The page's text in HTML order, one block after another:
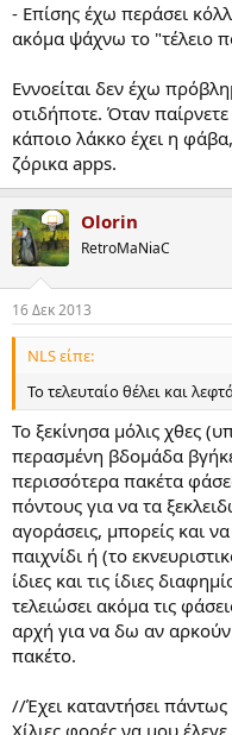
- Επίσης έχω περάσει
ακόμα ψάχνω το "τέλειο
Εννοείται δεν έχω
οτιδήποτε. Όταν
κάποιο λάκκο έχει η
ζόρικα apps.
Olorin
RetroMaNiaC
16 Δεκ 2013
NLS είπε:
Το τελευταίο θέλει και
Το ξεκίνησα μόλις χθες
περασμένη βδομάδα
περισσότερα πακέτα
πόντους για να τα
αγοράσεις, μπορείς και
παιχνίδι ή (το
ίδιες και τις ίδιες
τελειώσει ακόμα τις
αρχή για να δω αν αρκούν
πακέτο.
//Έχει καταντήσει πάντως
Χίλιες φορές να μου